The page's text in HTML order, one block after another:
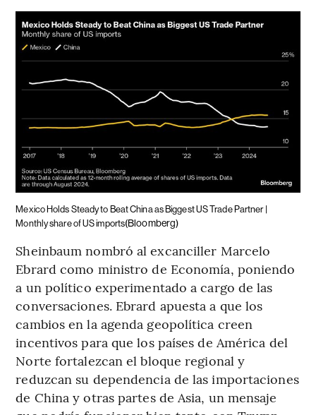
Mexico Holds Steady to Beat China as Biggest US Trade Partner |
Monthly share of US imports(Bloomberg)
Sheinbaum nombró al excanciller Marcelo
Ebrard como ministro de Economía, poniendo
a un político experimentado a cargo de las
conversaciones. Ebrard apuesta a que los
cambios en la agenda geopolítica creen
incentivos para que los países de América del
Norte fortalezcan el bloque regional y
reduzcan su dependencia de las importaciones
de China y otras partes de Asia, un mensaje